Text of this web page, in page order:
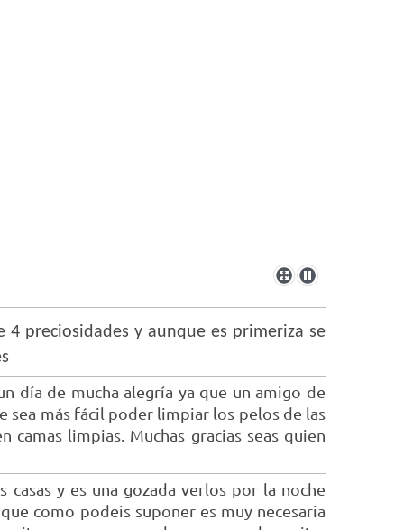
preciosidades y aunque es primeriza se
día de mucha alegría ya que un amigo de
sea más fácil poder limpiar los pelos de las
limpias. Muchas gracias seas quien
y es una gozada verlos por la noche
como podeis suponer es muy necesaria